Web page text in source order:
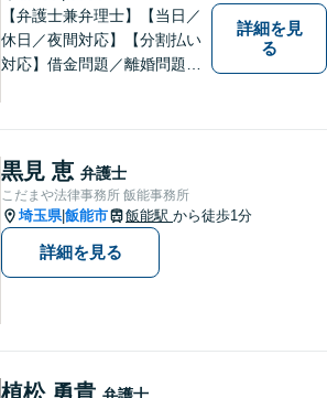
【弁護士兼弁理士】【当日／
休日／夜間対応】【分割払い
対応】借金問題／離婚問題／
意匠登録など弁理士業務も、
幅広く対応。地域に根ざした
法律事務所／特許事務所を目
指しています。お気軽にご相
談ください。
詳細を見
る
黒見 恵 弁護士
こだまや法律事務所 飯能事務所
埼玉県|飯能市 飯能駅 から徒歩1分
詳細を見る
植松 勇貴 弁護士